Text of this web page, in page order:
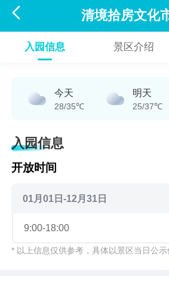
 清境拾房文化
入园信息 景区介绍
今天
28/35℃
明天
25/37℃
入园信息
开放时间
01月01日-12月31日
9:00-18:00
* 以上信息仅供参考，具体以景区当日公